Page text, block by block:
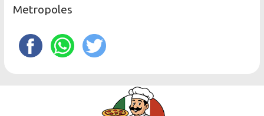
Metropoles